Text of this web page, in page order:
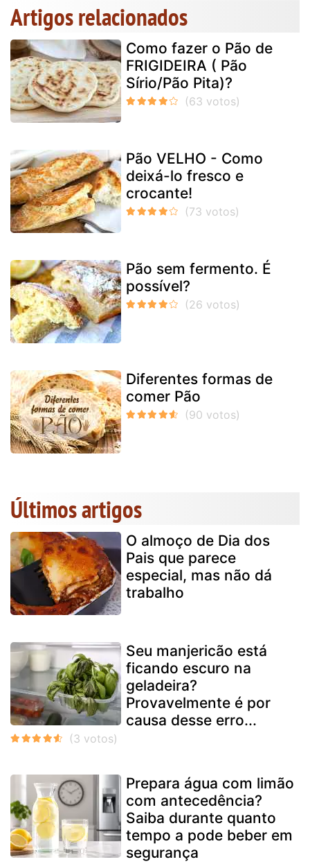
Artigos relacionados
Como fazer o Pão de
FRIGIDEIRA ( Pão
Sírio/Pão Pita)?
Pão VELHO - Como
deixá-lo fresco e
crocante!
Pão sem fermento. É
possível?
Diferentes formas de
comer Pão
Últimos artigos
O almoço de Dia dos
Pais que parece
especial, mas não dá
trabalho
Seu manjericão está
ficando escuro na
geladeira?
Provavelmente é por
causa desse erro...
Prepara água com limão
com antecedência?
Saiba durante quanto
tempo a pode beber em
segurança